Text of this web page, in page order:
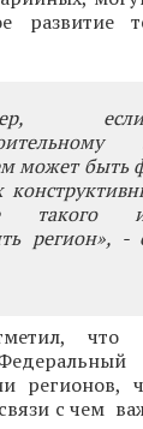
развитие
может быть
такого
регион», -
что
регионов,
с чем